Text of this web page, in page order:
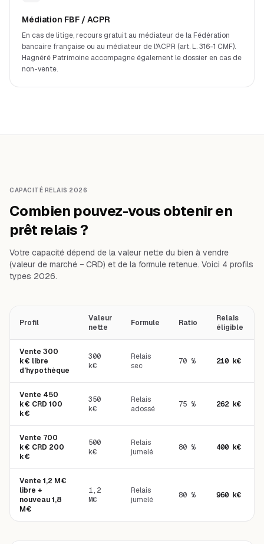
Médiation FBF / ACPR
En cas de litige, recours gratuit au médiateur de la Fédération
bancaire française ou au médiateur de l'ACPR (art. L. 316-1 CMF).
Hagnéré Patrimoine accompagne également le dossier en cas de
non-vente.
CAPACITÉ RELAIS 2026
Combien pouvez-vous obtenir en
prêt relais ?
Votre capacité dépend de la valeur nette du bien à vendre
(valeur de marché − CRD) et de la formule retenue. Voici 4 profils
types 2026.
Profil
Valeur
nette
Formule Ratio
Relais
éligible
Vente 300
k€ libre
d'hypothèque
300
k€
Relais
sec
70 % 210 k€
Vente 450
k€ CRD 100
k€
350
k€
Relais
adossé
75 % 262 k€
Vente 700
k€ CRD 200
k€
500
k€
Relais
jumelé
80 % 400 k€
Vente 1,2 M€
libre +
nouveau 1,8
M€
1,2
M€
Relais
jumelé
80 % 960 k€